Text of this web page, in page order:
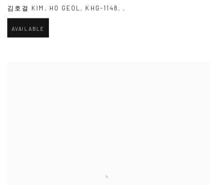
김호걸 KIM , HO GEOL, KHG-1148 , ,
AVAILABLE